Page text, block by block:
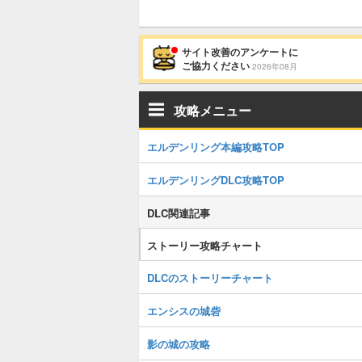
サイト改善のアンケートに
ご協力ください 2026年08月
攻略メニュー
エルデンリング本編攻略TOP
エルデンリングDLC攻略TOP
DLC関連記事
ストーリー攻略チャート
DLCのストーリーチャート
エンシスの城砦
影の城の攻略